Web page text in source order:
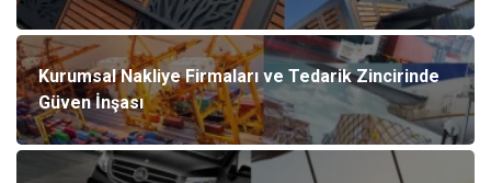
Kurumsal Nakliye Firmaları ve Tedarik Zincirinde
Güven İnşası